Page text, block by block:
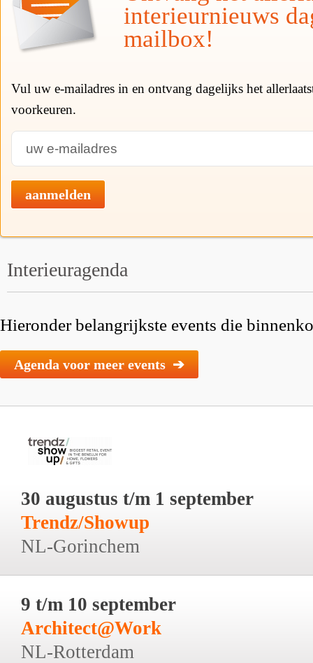
interieurnieuws
mailbox!
Vul uw e-mailadres in en ontvang dagelijks het
voorkeuren.
aanmelden
Interieuragenda
Hieronder belangrijkste events die
Agenda voor meer events ➔
30 augustus t/m 1 september
Trendz/Showup
NL-Gorinchem
9 t/m 10 september
Architect@Work
NL-Rotterdam